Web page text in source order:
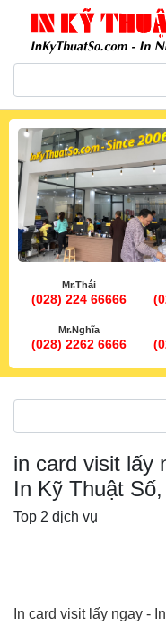
inkythuatso.com
Mr.Thái
(028) 224 66666
Mr.Nghĩa
(028) 2262 6666
in card visit lấy
In Kỹ Thuật
Top 2 dịch vụ
In card visit lấy ngay -